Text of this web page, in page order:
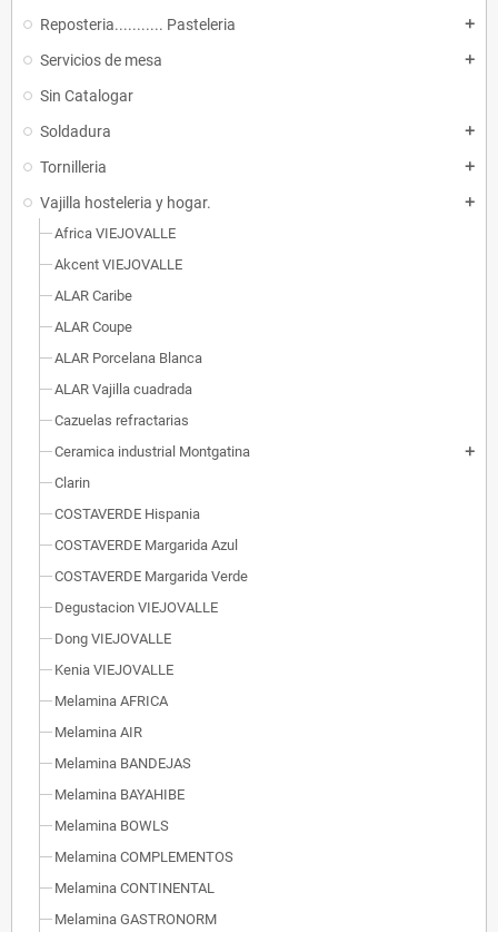
Reposteria........... Pasteleria add
Servicios de mesa add
Sin Catalogar
Soldadura
add
Tornilleria add
Vajilla hosteleria y hogar. add
Africa VIEJOVALLE
Akcent VIEJOVALLE
ALAR Caribe
ALAR Coupe
ALAR Porcelana Blanca
ALAR Vajilla cuadrada
Cazuelas refractarias
Ceramica industrial Montgatina
add
Clarin
COSTAVERDE Hispania
COSTAVERDE Margarida Azul
COSTAVERDE Margarida Verde
Degustacion VIEJOVALLE
Dong VIEJOVALLE
Kenia VIEJOVALLE
Melamina AFRICA
Melamina AIR
Melamina BANDEJAS
Melamina BAYAHIBE
Melamina BOWLS
Melamina COMPLEMENTOS
Melamina CONTINENTAL
Melamina GASTRONORM